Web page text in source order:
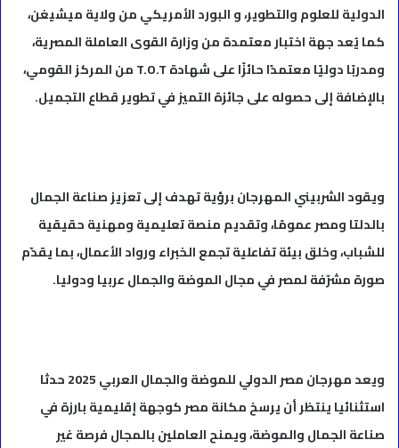
الدولية للعلوم والتطوير، و البورد الأمريكي من ولاية ميشيغن،
كما يُعد جهة اختبار معتمدة من وزارة القوى العاملة المصرية،
ومدربًا دوليًا معتمدًا حائزًا على شهادة T.O.T من المركز القومي،
بالإضافة إلى حصوله على جائزة التميز في تطوير قطاع التجميل.
ويقود الشربيني المهرجان برؤية تهدف إلى تعزيز صناعة الجمال
بالدلتا ومصر عمومًا، وتقديم منصة تعليمية ومهنية حقيقية
للشباب، وخلق بيئة تفاعلية تجمع الخبراء ورواد الأعمال، بما يقدّم
صورة مشرّفة لمصر في مجال الموضة والجمال عربيا ودوليا.
ويعد مهرجان مصر الدولي للموضة والجمال العربي 2025 حدثا
استثنائيا ينتظر أن يرسخ مكانة مصر كوجهة إقليمية بارزة في
صناعة الجمال والموضة، ويمنح العاملين بالمجال فرصة غير